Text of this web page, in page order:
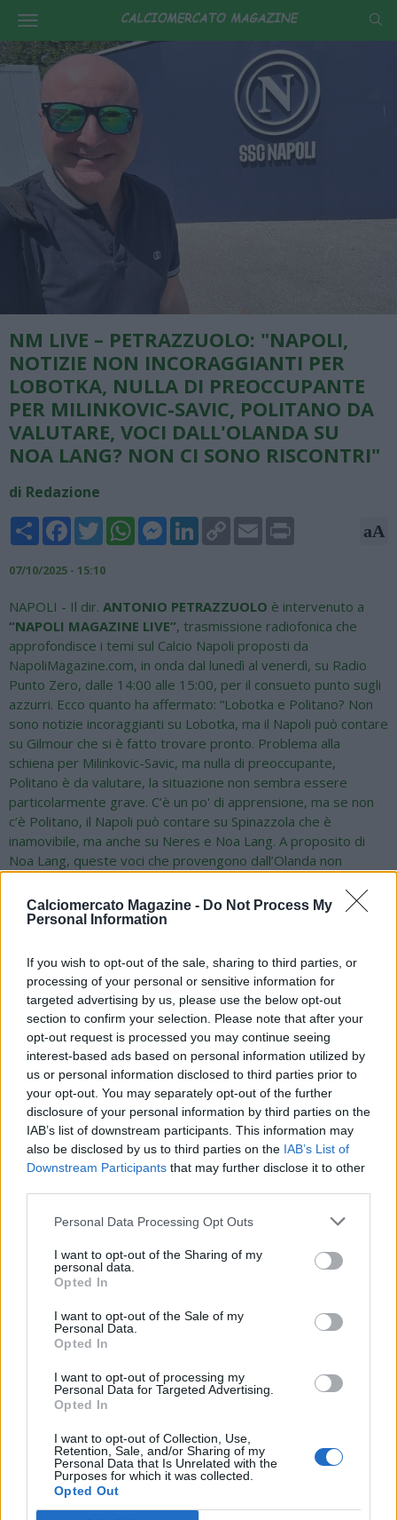
Calciomercato Magazine - Do Not Process My
Personal Information
If you wish to opt-out of the sale, sharing to third parties, or
processing of your personal or sensitive information for
targeted advertising by us, please use the below opt-out
section to confirm your selection. Please note that after your
opt-out request is processed you may continue seeing
interest-based ads based on personal information utilized by
us or personal information disclosed to third parties prior to
your opt-out. You may separately opt-out of the further
disclosure of your personal information by third parties on the
IAB’s list of downstream participants. This information may
also be disclosed by us to third parties on the IAB’s List of
Downstream Participants that may further disclose it to other
Personal Data Processing Opt Outs
I want to opt-out of the Sharing of my
personal data.
Opted In
I want to opt-out of the Sale of my
Personal Data.
Opted In
I want to opt-out of processing my
Personal Data for Targeted Advertising.
Opted In
I want to opt-out of Collection, Use,
Retention, Sale, and/or Sharing of my
Personal Data that Is Unrelated with the
Purposes for which it was collected.
Opted Out
NM LIVE – PETRAZZUOLO: "NAPOLI,
NOTIZIE NON INCORAGGIANTI PER
LOBOTKA, NULLA DI PREOCCUPANTE
PER MILINKOVIC-SAVIC, POLITANO DA
VALUTARE, VOCI DALL'OLANDA SU
NOA LANG? NON CI SONO RISCONTRI"
di Redazione
Share FacebookTwitterWhatsAppMessengerLinkedInCopy
Link
Email aA
07/10/2025 - 15:10
NAPOLI - Il dir. ANTONIO PETRAZZUOLO è intervenuto a
“NAPOLI MAGAZINE LIVE”, trasmissione radiofonica che
approfondisce i temi sul Calcio Napoli proposti da
NapoliMagazine.com, in onda dal lunedì al venerdì, su Radio
Punto Zero, dalle 14:00 alle 15:00, per il consueto punto sugli
azzurri. Ecco quanto ha affermato: “Lobotka e Politano? Non
sono notizie incoraggianti su Lobotka, ma il Napoli può contare
su Gilmour che si è fatto trovare pronto. Problema alla
schiena per Milinkovic-Savic, ma nulla di preoccupante,
Politano è da valutare, la situazione non sembra essere
particolarmente grave. C’è un po' di apprensione, ma se non
c’è Politano, il Napoli può contare su Spinazzola che è
inamovibile, ma anche su Neres e Noa Lang. A proposito di
Noa Lang, queste voci che provengono dall’Olanda non
ambientarsi, poi con un Politano così e De Bruyne, come si fa
a scegliere altre pedine. Poi ci sono tante partite e troverà
cambiare modulo a seconda dell'avversario. Non creiamo casi,
come quello di McTominay, il Napoli è primo e non ci sono
problemi all'interno dello spogliatoio. Sulle voci dall’Olanda su
Noa Lang, da quello che sento, non ho materiale per avallare
questa voce. Non mi risulta nulla".